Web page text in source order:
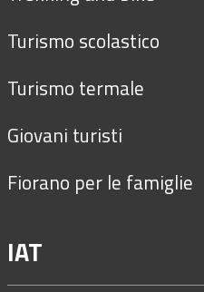
Turismo scolastico
Turismo termale
Giovani turisti
Fiorano per le famiglie
IAT